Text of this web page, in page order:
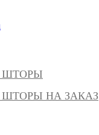
ШТОРЫ
НА ЗАКАЗ